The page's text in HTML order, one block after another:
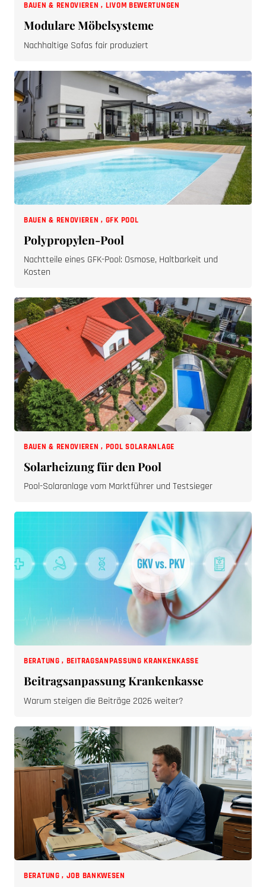
Modulare Möbelsysteme
Nachhaltige Sofas fair produziert
BAUEN & RENOVIEREN,GFK POOL
Polypropylen-Pool
Nachtteile eines GFK-Pool: Osmose, Haltbarkeit und
Kosten
BAUEN & RENOVIEREN,POOL SOLARANLAGE
Solarheizung für den Pool
Pool-Solaranlage vom Marktführer und Testsieger
BERATUNG,BEITRAGSANPASSUNG KRANKENKASSE
Beitragsanpassung Krankenkasse
Warum steigen die Beiträge 2026 weiter?
BERATUNG,JOB BANKWESEN
Jobs im Bankwesen: SOPG Consulting